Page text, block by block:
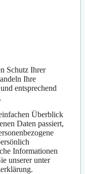
Schutz Ihrer
Ihre
entsprechend
Überblick
Daten passiert,
Informationen
unserer unter